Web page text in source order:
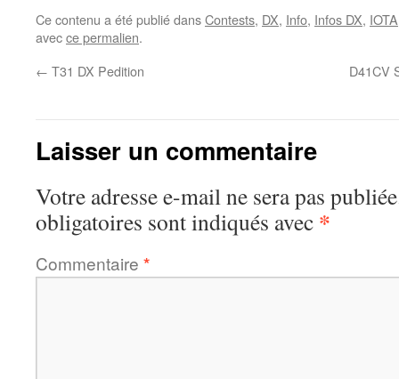
Ce contenu a été publié dansContests, DX, Info, Infos DX, IOTA
avecce permalien.
← T31 DX Pedition D41CV
Laisser un commentaire
Votre adresse e-mail ne sera pas
obligatoires sont indiqués avec *
Commentaire *